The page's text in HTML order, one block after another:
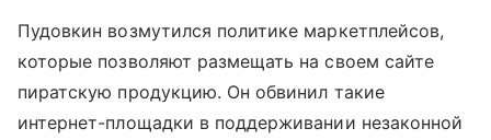
Пудовкин возмутился политике маркетплейсов,
которые позволяют размещать на своем сайте
пиратскую продукцию. Он обвинил такие
интернет-площадки в поддерживании незаконной